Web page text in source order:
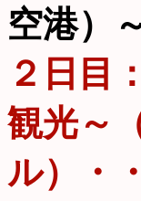
空港）
２日目
観光～
ル）・